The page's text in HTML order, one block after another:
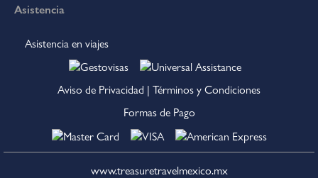
Asistencia
Asistencia en viajes
Aviso de Privacidad | Términos y Condiciones
Formas de Pago
www.treasuretravelmexico.mx